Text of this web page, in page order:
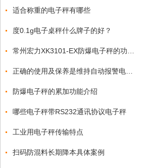
适合称重的电子秤有哪些
度0.1g电子桌秤什么牌子的好？
防爆电子秤的累加功能介绍
哪些电子秤带RS232通讯协议电子秤
工业用电子秤传输特点
扫码防混料长期降本具体案例